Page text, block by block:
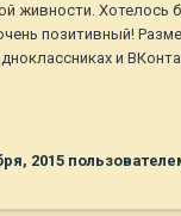
живности. Хотелось
позитивный!
и
2015